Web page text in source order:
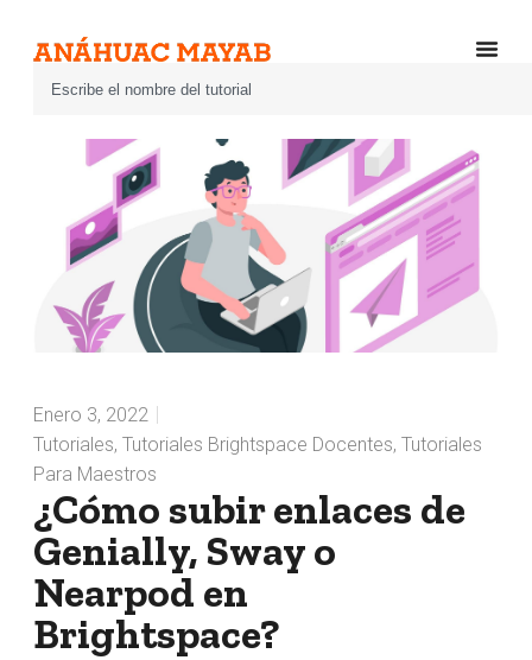
Enero 3, 2022
Tutoriales, Tutoriales Brightspace Docentes, Tutoriales
Para Maestros
¿Cómo subir enlaces de
Genially, Sway o
Nearpod en
Brightspace?